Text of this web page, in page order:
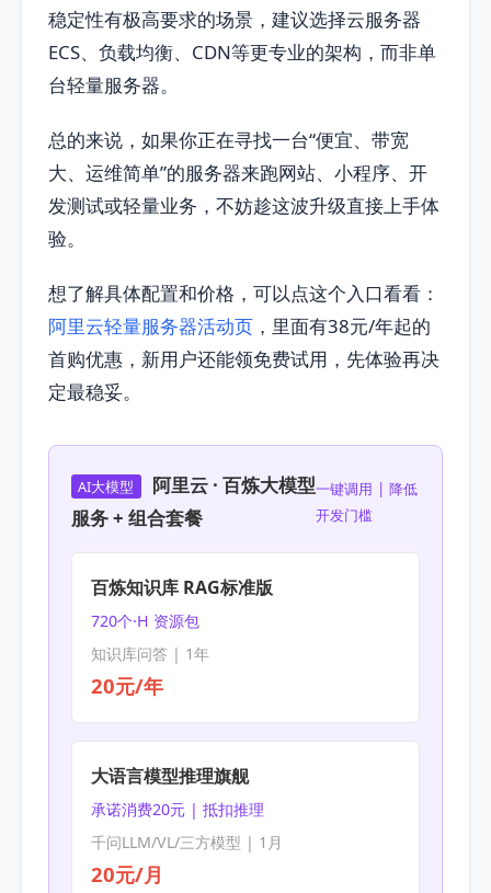
稳定性有极高要求的场景，建议选择云服务器
ECS、负载均衡、CDN等更专业的架构，而非单
台轻量服务器。
总的来说，如果你正在寻找一台“便宜、带宽
大、运维简单”的服务器来跑网站、小程序、开
发测试或轻量业务，不妨趁这波升级直接上手体
验。
想了解具体配置和价格，可以点这个入口看看：
阿里云轻量服务器活动页 ，里面有38元/年起的
首购优惠，新用户还能领免费试用，先体验再决
定最稳妥。
AI大模型
阿里云 · 百炼大模型
服务 + 组合套餐
一键调用 | 降低
开发门槛
百炼知识库 RAG标准版
720个·H 资源包
知识库问答 | 1年
20元/年
大语言模型推理旗舰
承诺消费20元 | 抵扣推理
千问LLM/VL/三方模型 | 1月
20元/月